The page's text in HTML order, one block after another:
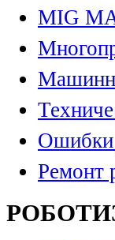
MIG
Ошибки
Ремонт